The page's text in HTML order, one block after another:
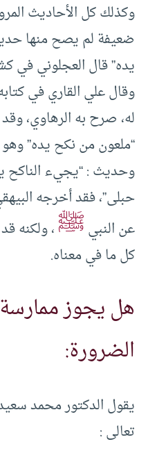
وكذلك كل الأحاديث
ضعيفة لم يصح منها
يده” قال العجلوني في
وقال علي القاري في
له، صرح به الرهاوي،
“ملعون من نكح يده”
وحديث : “يجيء الناكح
حبلى”، فقد أخرجه
عن النبيﷺ، ولكنه
كل ما في معناه.
هل يجوز ممارسة
الضرورة:
يقول الدكتور محمد
تعالى :